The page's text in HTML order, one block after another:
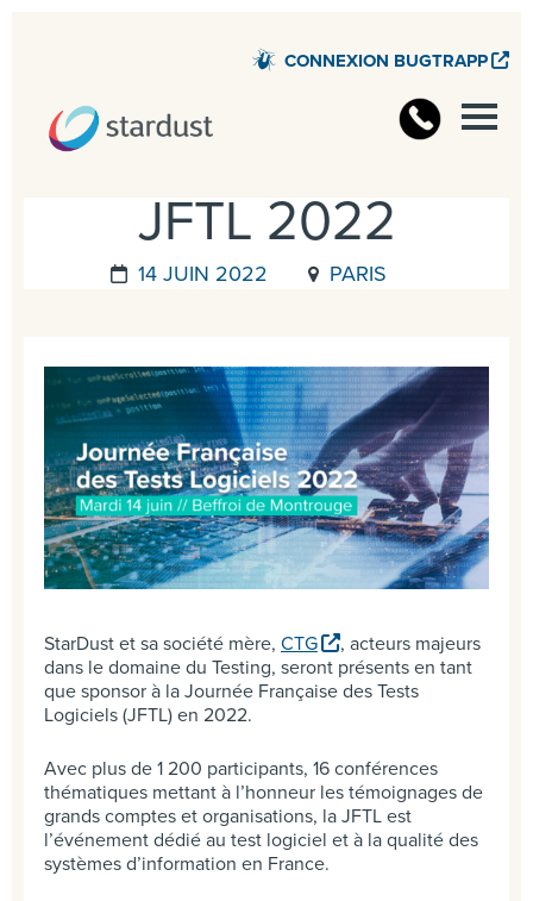
CONNEXION BUGTRAPP
JFTL 2022
14 JUIN 2022 PARIS
StarDust et sa société mère, CTG
, acteurs majeurs
dans le domaine du Testing, seront présents en tant
que sponsor à la Journée Française des Tests
Logiciels (JFTL) en 2022.
Avec plus de 1 200 participants, 16 conférences
thématiques mettant à l’honneur les témoignages de
grands comptes et organisations, la JFTL est
l’événement dédié au test logiciel et à la qualité des
systèmes d’information en France.